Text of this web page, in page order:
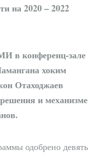
на 2020 – 2022
в конференц-зале
хоким
Отаходжаев
и механизме
одобрено девять